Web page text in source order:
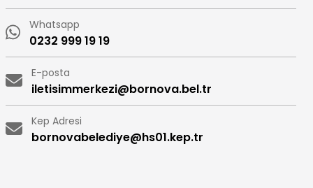
Whatsapp
0232 999 19 19
E-posta
iletisimmerkezi@bornova.bel.tr
Kep Adresi
bornovabelediye@hs01.kep.tr